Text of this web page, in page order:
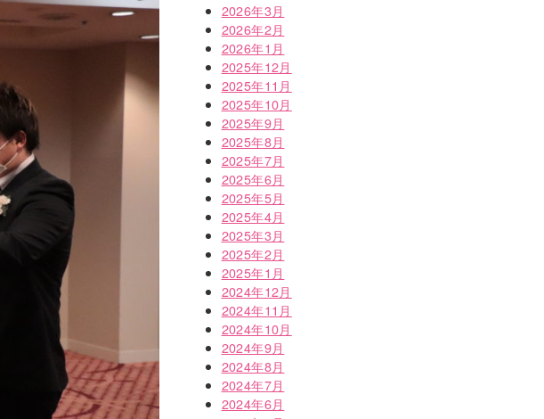
2026年3月
2026年2月
2026年1月
2025年12月
2025年11月
2025年10月
2025年9月
2025年8月
2025年7月
2025年6月
2025年5月
2025年4月
2025年3月
2025年2月
2025年1月
2024年12月
2024年11月
2024年10月
2024年9月
2024年8月
2024年7月
2024年6月